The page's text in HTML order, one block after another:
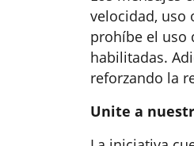
velocidad, uso
prohíbe el uso
habilitadas.
reforzando la
Unite a